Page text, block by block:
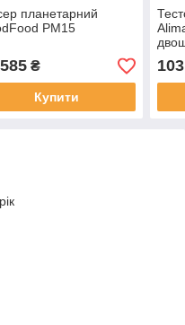
планетарний
PM15
₴
Купити